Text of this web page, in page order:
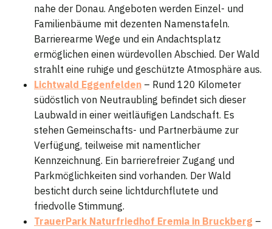
nahe der Donau. Angeboten werden Einzel- und
Familienbäume mit dezenten Namenstafeln.
Barrierearme Wege und ein Andachtsplatz
ermöglichen einen würdevollen Abschied. Der Wald
strahlt eine ruhige und geschützte Atmosphäre aus.
Lichtwald Eggenfelden – Rund 120 Kilometer
südöstlich von Neutraubling befindet sich dieser
Laubwald in einer weitläufigen Landschaft. Es
stehen Gemeinschafts- und Partnerbäume zur
Verfügung, teilweise mit namentlicher
Kennzeichnung. Ein barrierefreier Zugang und
Parkmöglichkeiten sind vorhanden. Der Wald
besticht durch seine lichtdurchflutete und
friedvolle Stimmung.
TrauerPark Naturfriedhof Eremia in Bruckberg –